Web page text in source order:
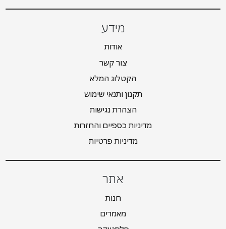
מידע
אודות
צור קשר
הקטלוג המלא
תקנון ותנאי שימוש
הצהרת נגישות
מדיניות כספיים והחזרות
מדיניות פרטיות
אתר
חנות
מאמרים